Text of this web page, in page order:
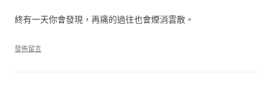
終有一天你會發現，再痛的過往也會煙消雲散。
發佈留言